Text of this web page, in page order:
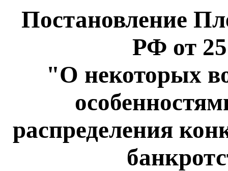
Постановление
РФ от
"О некоторых
распределения